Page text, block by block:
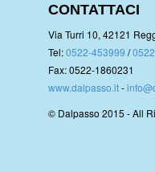
CONTATTACI
Via Turri 10, 42121
Tel:0522-453999 /
Fax: 0522-1860231
www.dalpasso.it-
© Dalpasso 2015 - All